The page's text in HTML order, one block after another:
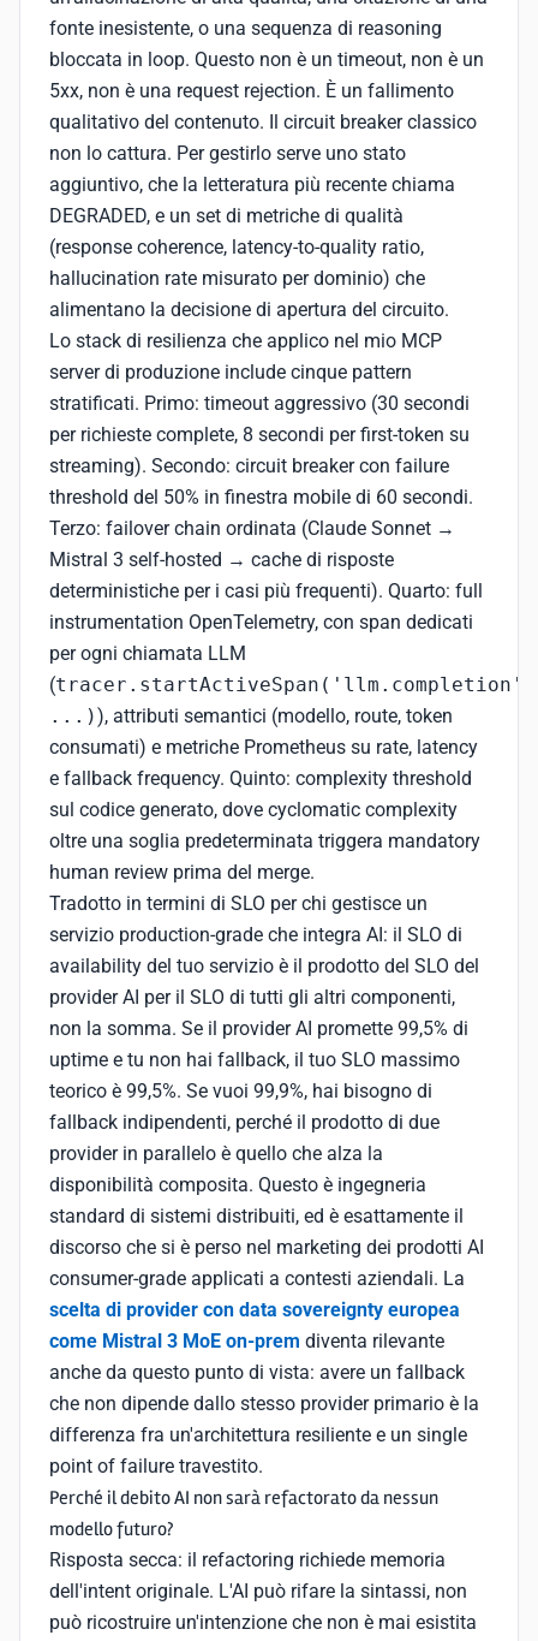
fonte inesistente, o una sequenza di reasoning
bloccata in loop. Questo non è un timeout, non è un
5xx, non è una request rejection. È un fallimento
qualitativo del contenuto. Il circuit breaker classico
non lo cattura. Per gestirlo serve uno stato
aggiuntivo, che la letteratura più recente chiama
DEGRADED, e un set di metriche di qualità
(response coherence, latency-to-quality ratio,
hallucination rate misurato per dominio) che
alimentano la decisione di apertura del circuito.
Lo stack di resilienza che applico nel mio MCP
server di produzione include cinque pattern
stratificati. Primo: timeout aggressivo (30 secondi
per richieste complete, 8 secondi per first-token su
streaming). Secondo: circuit breaker con failure
threshold del 50% in finestra mobile di 60 secondi.
Terzo: failover chain ordinata (Claude Sonnet →
Mistral 3 self-hosted → cache di risposte
deterministiche per i casi più frequenti). Quarto: full
instrumentation OpenTelemetry, con span dedicati
per ogni chiamata LLM
(tracer.startActiveSpan('llm.completion',
...)), attributi semantici (modello, route, token
consumati) e metriche Prometheus su rate, latency
e fallback frequency. Quinto: complexity threshold
sul codice generato, dove cyclomatic complexity
oltre una soglia predeterminata triggera mandatory
human review prima del merge.
Tradotto in termini di SLO per chi gestisce un
servizio production-grade che integra AI: il SLO di
availability del tuo servizio è il prodotto del SLO del
provider AI per il SLO di tutti gli altri componenti,
non la somma. Se il provider AI promette 99,5% di
uptime e tu non hai fallback, il tuo SLO massimo
teorico è 99,5%. Se vuoi 99,9%, hai bisogno di
fallback indipendenti, perché il prodotto di due
provider in parallelo è quello che alza la
disponibilità composita. Questo è ingegneria
standard di sistemi distribuiti, ed è esattamente il
discorso che si è perso nel marketing dei prodotti AI
consumer-grade applicati a contesti aziendali. La
scelta di provider con data sovereignty europea
come Mistral 3 MoE on-prem diventa rilevante
anche da questo punto di vista: avere un fallback
che non dipende dallo stesso provider primario è la
differenza fra un'architettura resiliente e un single
point of failure travestito.
Perché il debito AI non sarà refactorato da nessun
modello futuro?
Risposta secca: il refactoring richiede memoria
dell'intent originale. L'AI può rifare la sintassi, non
può ricostruire un'intenzione che non è mai esistita